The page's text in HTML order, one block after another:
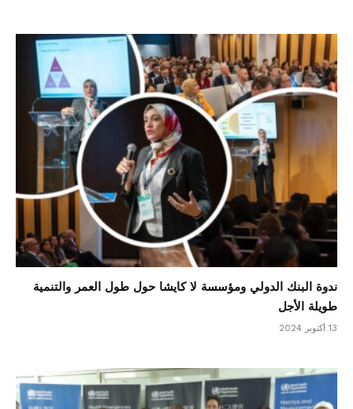
ندوة البنك الدولي ومؤسسة لا كايشا حول طول العمر والتنمية
طويلة الأجل
13 أكتوبر 2024